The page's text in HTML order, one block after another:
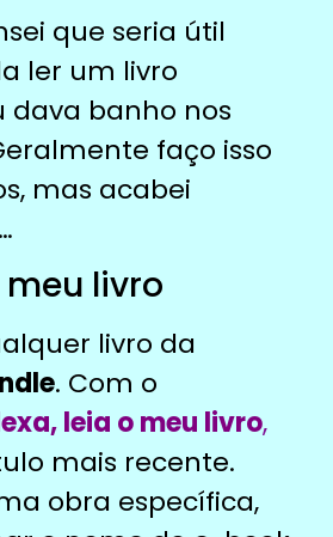
que seria útil
ler um livro
dava banho nos
faço isso
mas acabei
meu livro
livro da
. Com o
leia o meu livro,
mais recente.
obra específica,